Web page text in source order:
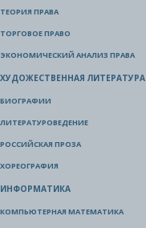
ТЕОРИЯ ПРАВА
ТОРГОВОЕ ПРАВО
ЭКОНОМИЧЕСКИЙ АНАЛИЗ ПРАВА
ХУДОЖЕСТВЕННАЯ ЛИТЕРАТУРА
БИОГРАФИИ
ЛИТЕРАТУРОВЕДЕНИЕ
РОССИЙСКАЯ ПРОЗА
ХОРЕОГРАФИЯ
ИНФОРМАТИКА
КОМПЬЮТЕРНАЯ МАТЕМАТИКА